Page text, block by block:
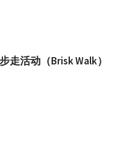
走活动（Brisk Walk）